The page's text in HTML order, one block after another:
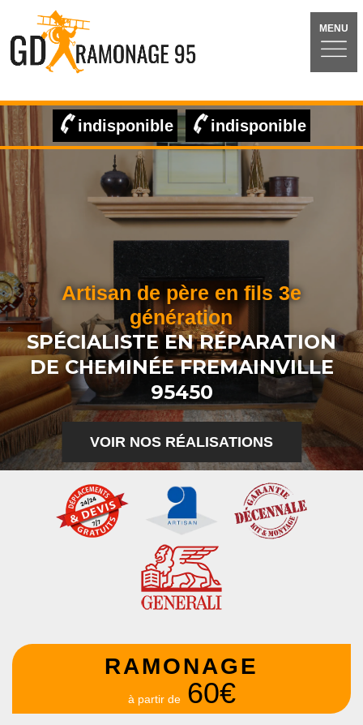
MENU
indisponible indisponible
Artisan de père en fils 3e
génération
SPÉCIALISTE EN RÉPARATION
DE CHEMINÉE FREMAINVILLE
95450
VOIR NOS RÉALISATIONS
RAMONAGE
à partir de 60€